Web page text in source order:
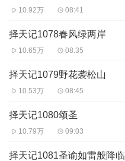
10.92万 08:41
择天记1078春风绿两岸
10.65万 08:35
择天记1079野花袭松山
10.53万 08:45
择天记1080颂圣
10.79万 09:03
择天记1081圣谕如雷般降临